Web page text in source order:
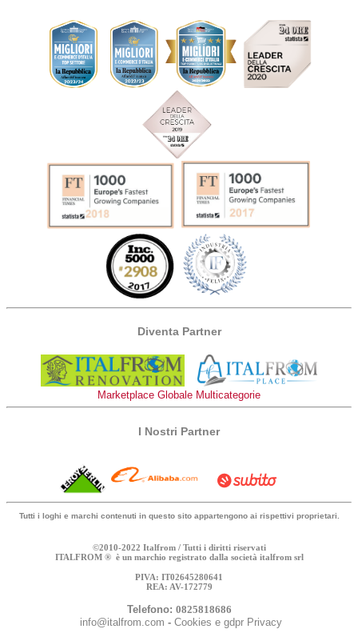
Diventa Partner
Marketplace Globale Multicategorie
I Nostri Partner
Tutti i loghi e marchi contenuti in questo sito appartengono ai rispettivi proprietari.
©2010-2022 Italfrom / Tutti i diritti riservati
ITALFROM ® è un marchio registrato dalla società italfrom srl
PIVA: IT02645280641
REA: AV-172779
Telefono: 0825818686
info@italfrom.com - Cookies e gdpr Privacy